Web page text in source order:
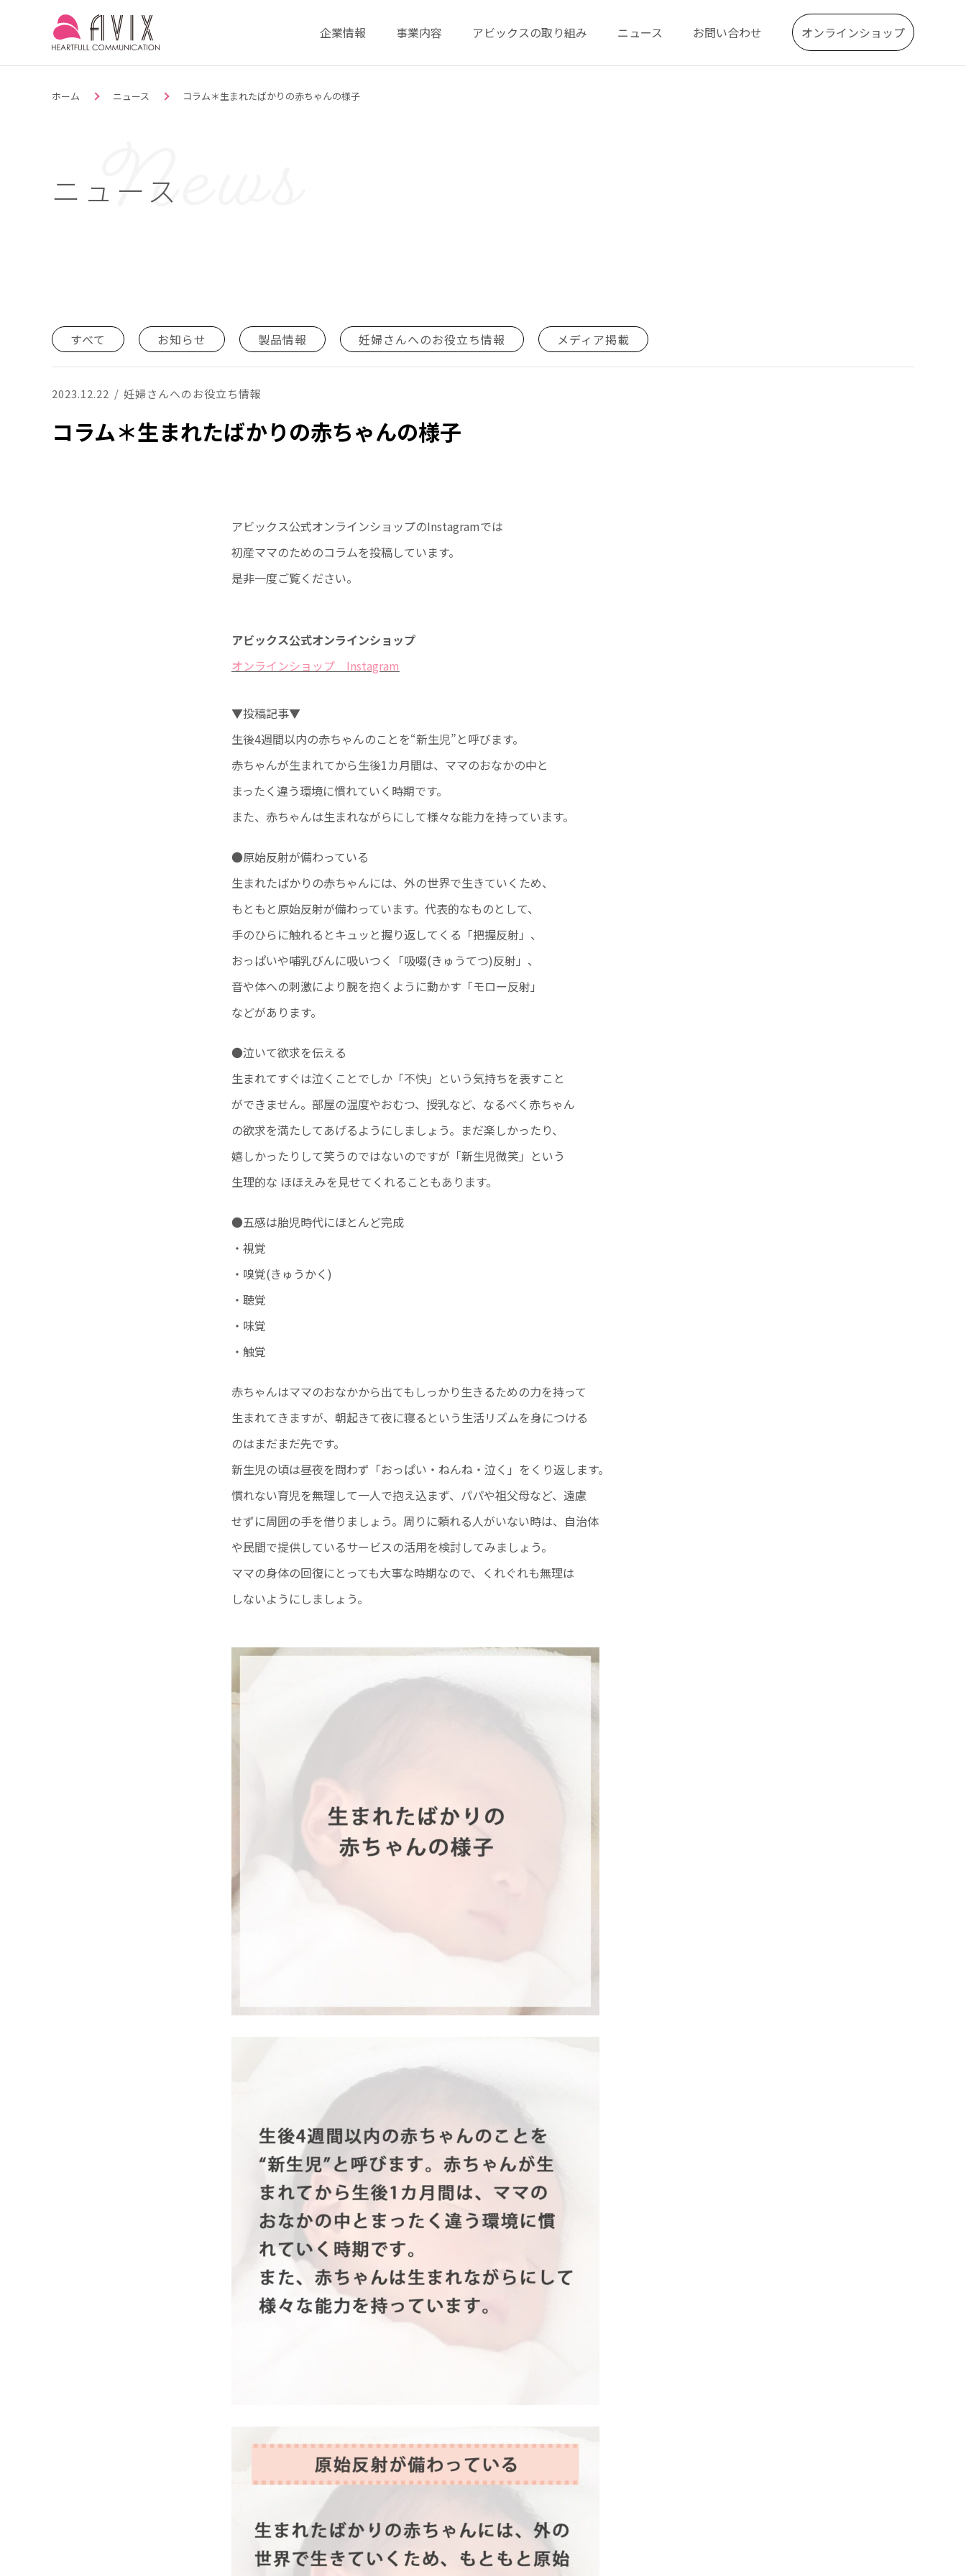
企業情報 事業内容 アビックスの取り組み ニュース お問い合わせ オンラインショップ
ホーム ニュース コラム＊生まれたばかりの赤ちゃんの様子
ニュース
すべて お知らせ 製品情報 妊婦さんへのお役立ち情報 メディア掲載
2023.12.22 妊婦さんへのお役立ち情報
コラム＊生まれたばかりの赤ちゃんの様子
アビックス公式オンラインショップのInstagramでは
初産ママのためのコラムを投稿しています。
是非一度ご覧ください。
アビックス公式オンラインショップ
オンラインショップ Instagram
▼投稿記事▼
生後4週間以内の赤ちゃんのことを“新生児”と呼びます。
赤ちゃんが生まれてから生後1カ月間は、ママのおなかの中と
まったく違う環境に慣れていく時期です。
また、赤ちゃんは生まれながらにして様々な能力を持っています。
●原始反射が備わっている
生まれたばかりの赤ちゃんには、外の世界で生きていくため、
もともと原始反射が備わっています。代表的なものとして、
手のひらに触れるとキュッと握り返してくる「把握反射」、
おっぱいや哺乳びんに吸いつく「吸啜(きゅうてつ)反射」、
音や体への刺激により腕を抱くように動かす「モロー反射」
などがあります。
●泣いて欲求を伝える
生まれてすぐは泣くことでしか「不快」という気持ちを表すこと
ができません。部屋の温度やおむつ、授乳など、なるべく赤ちゃん
の欲求を満たしてあげるようにしましょう。まだ楽しかったり、
嬉しかったりして笑うのではないのですが「新生児微笑」という
生理的な ほほえみを見せてくれることもあります。
●五感は胎児時代にほとんど完成
・視覚
・嗅覚(きゅうかく)
・聴覚
・味覚
・触覚
赤ちゃんはママのおなかから出てもしっかり生きるための力を持って
生まれてきますが、朝起きて夜に寝るという生活リズムを身につける
のはまだまだ先です。
新生児の頃は昼夜を問わず「おっぱい・ねんね・泣く」をくり返します。
慣れない育児を無理して一人で抱え込まず、パパや祖父母など、遠慮
せずに周囲の手を借りましょう。周りに頼れる人がいない時は、自治体
や民間で提供しているサービスの活用を検討してみましょう。
ママの身体の回復にとっても大事な時期なので、くれぐれも無理は
しないようにしましょう。